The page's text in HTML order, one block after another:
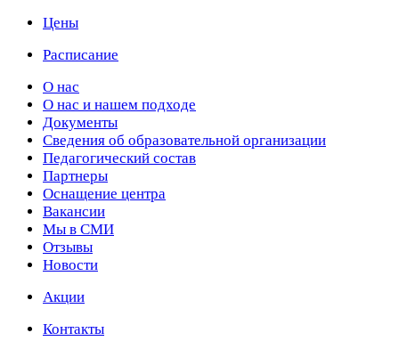
Цены
Расписание
О нас
О нас и нашем подходе
Документы
Сведения об образовательной организации
Педагогический состав
Партнеры
Оснащение центра
Вакансии
Мы в СМИ
Отзывы
Новости
Акции
Контакты